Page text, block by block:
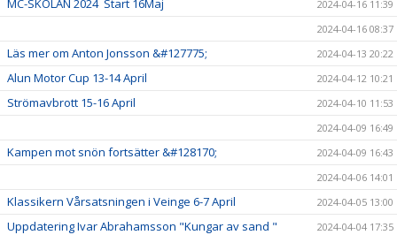
2024-04-16 11:39
2024-04-16 08:37
Läs mer om Anton Jonsson &#127775; 2024-04-13 20:22
Alun Motor Cup 13-14 April 2024-04-12 10:21
Strömavbrott 15-16 April
2024-04-10 11:53
2024-04-09 16:49
Kampen mot snön fortsätter &#128170;
2024-04-09 16:43
2024-04-06 14:01
Klassikern Vårsatsningen i Veinge 6-7 April 2024-04-05 13:00
Uppdatering Ivar Abrahamsson "Kungar av sand "
2024-04-04 17:35